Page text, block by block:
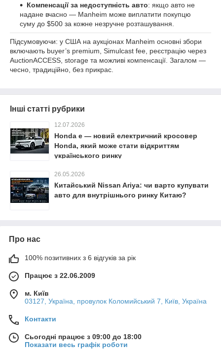
Компенсації за недоступність авто: якщо авто не
надане вчасно — Manheim може виплатити покупцю
суму до $500 за кожне незручне розташування.
Підсумовуючи: у США на аукціонах Manheim основні збори
включають buyer’s premium, Simulcast fee, реєстрацію через
AuctionACCESS, storage та можливі компенсації. Загалом —
чесно, традиційно, без прикрас.
Інші статті рубрики
12.07.2026
Honda e — новий електричний кросовер
Honda, який може стати відкриттям
українського ринку
26.05.2026
Китайський Nissan Ariya: чи варто купувати
авто для внутрішнього ринку Китаю?
Про нас
100% позитивних з 6 відгуків за рік
Працює з 22.06.2009
м. Київ
03127, Україна, провулок Коломийський 7, Київ, Україна
Контакти
Сьогодні працює з 09:00 до 18:00
Показати весь графік роботи